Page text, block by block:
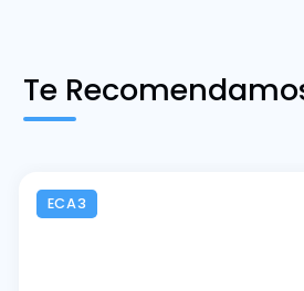
Te
ECA3